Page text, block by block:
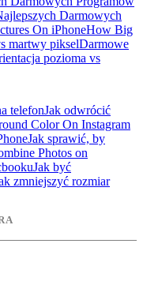
Darmowych
On iPhoneHow Big
martwy pikselDarmowe
pozioma vs
telefonJak odwrócić
Color On Instagram
Jak sprawić, by
Photos on
Jak być
zmniejszyć rozmiar